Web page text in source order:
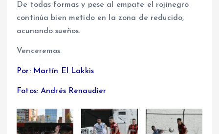
De todas formas y pese al empate el rojinegro
continúa bien metido en la zona de reducido,
acunando sueños.
Venceremos.
Por: Martín El Lakkis
Fotos: Andrés Renaudier